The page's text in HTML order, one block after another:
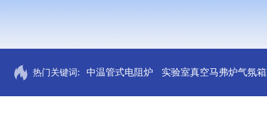
热门关键词: 中温管式电阻炉 实验室真空马弗炉气氛